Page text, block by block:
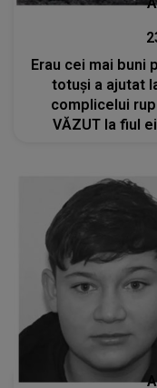
Erau cei mai buni
totuși a ajutat
complicelui
VĂZUT la fiul